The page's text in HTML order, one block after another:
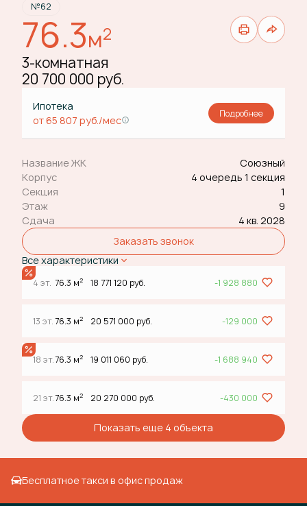
№62
76.3м2
3-комнатная
20 700 000 руб.
Ипотека
от 65 807 руб./мес
Подробнее
Название ЖК
Союзный
Корпус
4 очередь 1 секция
Секция
1
Этаж
9
Сдача
4 кв. 2028
Заказать звонок
Все характеристики
4 эт. 76.3 м2 18 771 120 руб. -1 928 880
13 эт.76.3 м2 20 571 000 руб. -129 000
18 эт.76.3 м2 19 011 060 руб. -1 688 940
21 эт.76.3 м2 20 270 000 руб. -430 000
Показать еще 4 объектa
Бесплатное такси в офис продаж